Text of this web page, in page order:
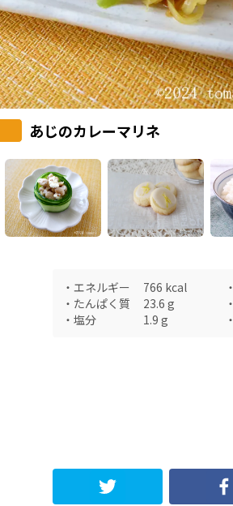
あじのカレーマリネ
・ エネルギー 766 kcal ・
・ たんぱく質 23.6 g ・
・ 塩分 1.9 g ・